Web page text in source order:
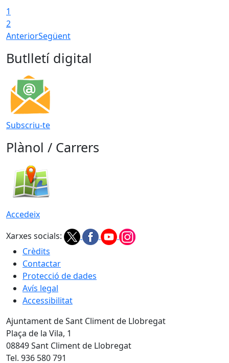
1
2
AnteriorSegüent
Butlletí digital
Subscriu-te
Plànol / Carrers
Accedeix
Xarxes socials:
Crèdits
Contactar
Protecció de dades
Avís legal
Accessibilitat
Ajuntament de Sant Climent de Llobregat
Plaça de la Vila, 1
08849 Sant Climent de Llobregat
Tel. 936 580 791